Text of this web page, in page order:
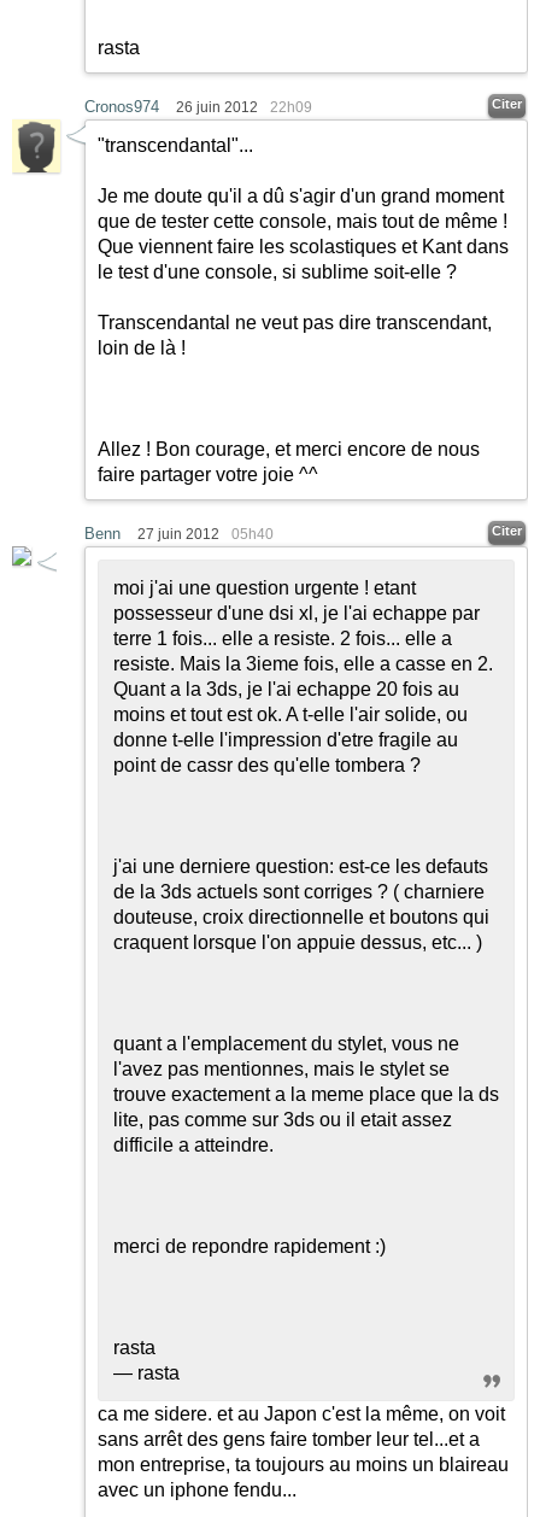
rasta
Cronos974 26 juin 2012 22h09 Citer
"transcendantal"...
Je me doute qu'il a dû s'agir d'un grand moment
que de tester cette console, mais tout de même !
Que viennent faire les scolastiques et Kant dans
le test d'une console, si sublime soit-elle ?
Transcendantal ne veut pas dire transcendant,
loin de là !
Allez ! Bon courage, et merci encore de nous
faire partager votre joie ^^
Benn 27 juin 2012 05h40 Citer
moi j'ai une question urgente ! etant
possesseur d'une dsi xl, je l'ai echappe par
terre 1 fois... elle a resiste. 2 fois... elle a
resiste. Mais la 3ieme fois, elle a casse en 2.
Quant a la 3ds, je l'ai echappe 20 fois au
moins et tout est ok. A t-elle l'air solide, ou
donne t-elle l'impression d'etre fragile au
point de cassr des qu'elle tombera ?
j'ai une derniere question: est-ce les defauts
de la 3ds actuels sont corriges ? ( charniere
douteuse, croix directionnelle et boutons qui
craquent lorsque l'on appuie dessus, etc... )
quant a l'emplacement du stylet, vous ne
l'avez pas mentionnes, mais le stylet se
trouve exactement a la meme place que la ds
lite, pas comme sur 3ds ou il etait assez
difficile a atteindre.
merci de repondre rapidement :)
rasta
— rasta
ca me sidere. et au Japon c'est la même, on voit
sans arrêt des gens faire tomber leur tel...et a
mon entreprise, ta toujours au moins un blaireau
avec un iphone fendu...